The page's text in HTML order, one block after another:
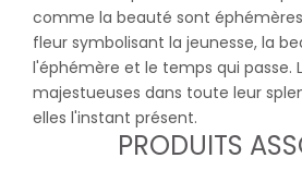
comme la beauté sont
fleur symbolisant la jeunesse, la
l'éphémère et le temps qui passe.
majestueuses dans toute leur
elles l'instant présent.
PRODUITS